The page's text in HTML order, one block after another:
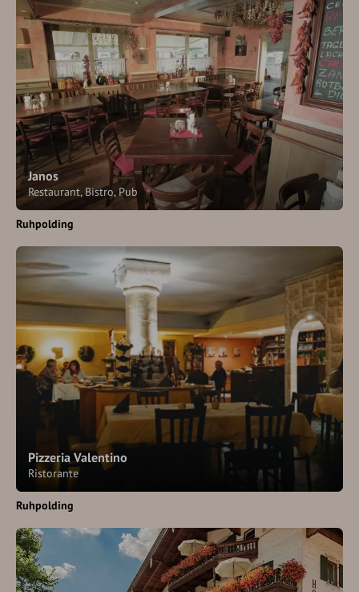
Janos
Restaurant, Bistro, Pub
Ruhpolding
Pizzeria Valentino
Ristorante
Ruhpolding